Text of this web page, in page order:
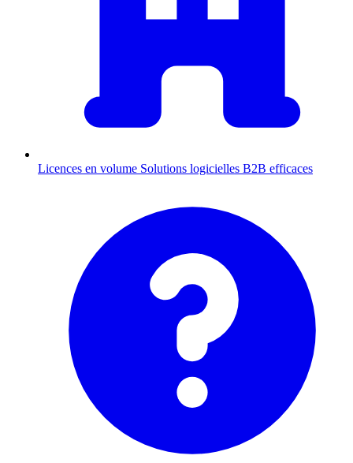
Licences en volume Solutions logicielles B2B efficaces